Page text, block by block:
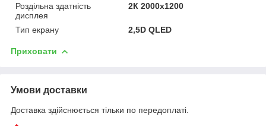
Роздільна здатність
дисплея
2К 2000x1200
Тип екрану 2,5D QLED
Приховати
Умови доставки
Доставка здійснюється тільки по передоплаті.